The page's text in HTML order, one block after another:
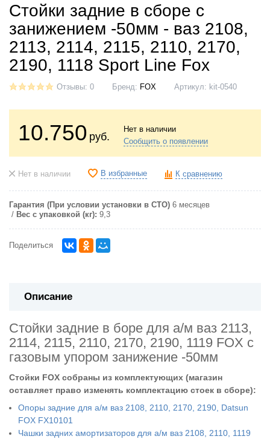
Стойки задние в сборе с
занижением -50мм - ваз 2108,
2113, 2114, 2115, 2110, 2170,
2190, 1118 Sport Line Fox
Отзывы: 0 Бренд: FOX Артикул: kit-0540
10.750 руб.
Нет в наличии
Сообщить о появлении
Нет в наличии В избранные К сравнению
Гарантия (При условии установки в СТО) 6 месяцев
Вес с упаковкой (кг): 9,3
Поделиться
Описание
Стойки задние в боре для а/м ваз 2113,
2114, 2115, 2110, 2170, 2190, 1119 FOX с
газовым упором занижение -50мм
Стойки FOX собраны из комплектующих (магазин
оставляет право изменять комплектацию стоек в сборе):
Опоры задние для а/м ваз 2108, 2110, 2170, 2190, Datsun
FOX FX10101
Чашки задних амортизаторов для а/м ваз 2108, 2110, 1119